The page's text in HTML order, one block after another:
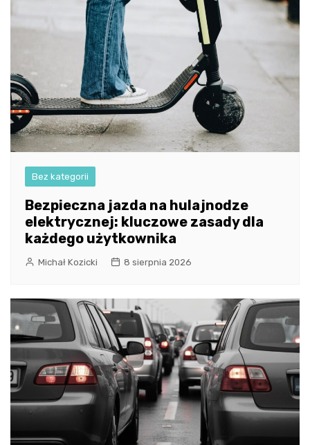
Bez kategorii
Bezpieczna jazda na hulajnodze
elektrycznej: kluczowe zasady dla
każdego użytkownika
Michał Kozicki 8 sierpnia 2026